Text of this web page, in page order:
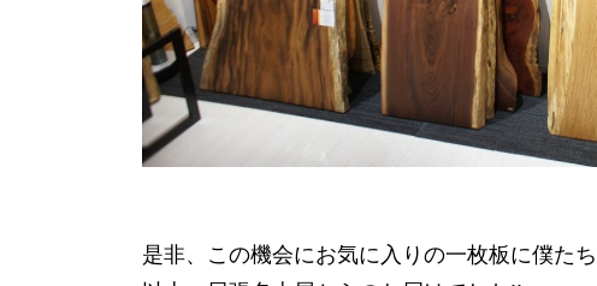
是非、この機会にお気に入りの一枚板に僕た